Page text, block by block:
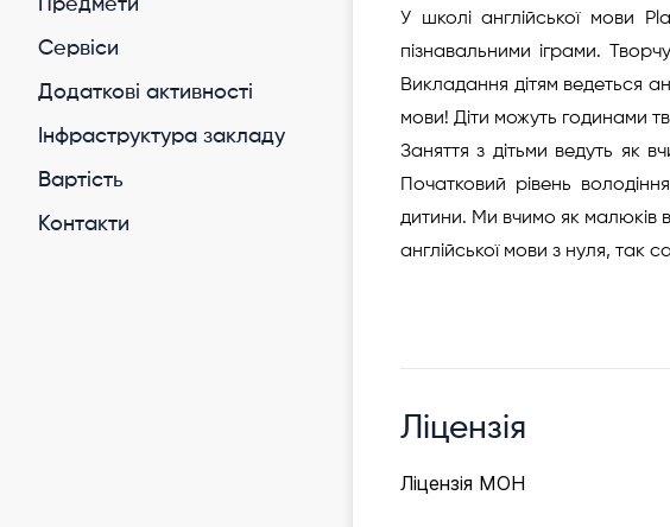
Предмети
Cервіси
Додаткові активності
Інфраструктура закладу
Вартість
Контакти
У школі англійської мови
пізнавальними іграми.
Викладання дітям ведеться
мови! Діти можуть годинами
Заняття з дітьми ведуть як
Початковий рівень
дитини. Ми вчимо як малюків в
англійської мови з нуля, так
Ліцензія
Ліцензія МОН